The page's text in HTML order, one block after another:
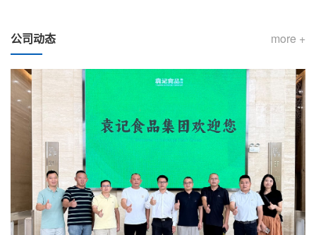
more +
公司动态